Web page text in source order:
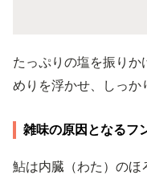
たっぷりの塩を振り
めりを浮かせ、しっか
雑味の原因となるフ
鮎は内臓（わた）のほ